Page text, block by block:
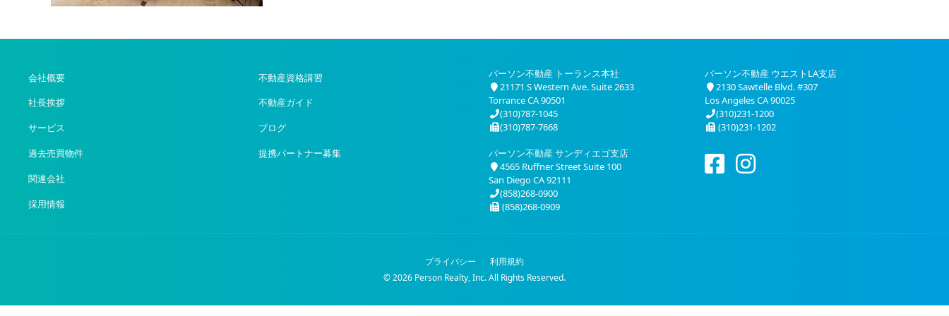
会社概要
社長挨拶
サービス
過去売買物件
関連会社
採用情報
不動産資格講習
不動産ガイド
ブログ
提携パートナー募集
パーソン不動産 トーランス本社
21171 S Western Ave. Suite 2633
Torrance CA 90501
(310)787-1045
(310)787-7668
パーソン不動産 ウエストLA支店
2130 Sawtelle Blvd. #307
Los Angeles CA 90025
(310)231-1200
(310)231-1202
パーソン不動産 サンディエゴ支店
4565 Ruffner Street Suite 100
San Diego CA 92111
(858)268-0900
(858)268-0909
プライバシー
利用規約
© 2026 Person Realty, Inc. All Rights Reserved.